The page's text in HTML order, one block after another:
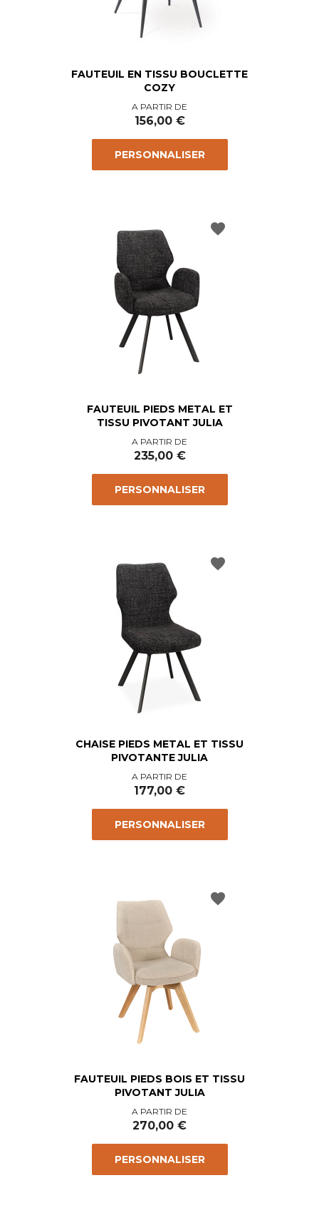
FAUTEUIL EN TISSU BOUCLETTE
COZY
Prix
A PARTIR DE
156,00 €
PERSONNALISER
FAUTEUIL PIEDS METAL ET
TISSU PIVOTANT JULIA
Prix
A PARTIR DE
235,00 €
PERSONNALISER
favorite
CHAISE PIEDS METAL ET TISSU
PIVOTANTE JULIA
Prix
A PARTIR DE
177,00 €
PERSONNALISER
favorite
FAUTEUIL PIEDS BOIS ET TISSU
PIVOTANT JULIA
Prix
A PARTIR DE
270,00 €
PERSONNALISER
favorite